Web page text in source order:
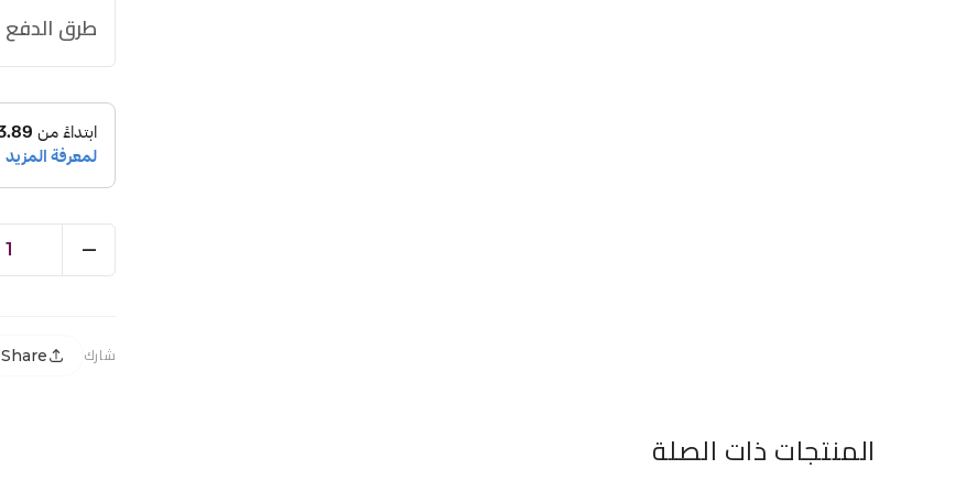
طرق الدفع
1
شارك Share
المنتجات ذات الصلة